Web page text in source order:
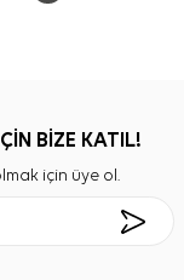
BİZE KATIL!
için üye ol.